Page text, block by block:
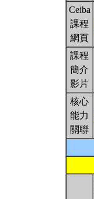
Ceiba
課程
網頁
課程
簡介
影片
核心
能力
關聯